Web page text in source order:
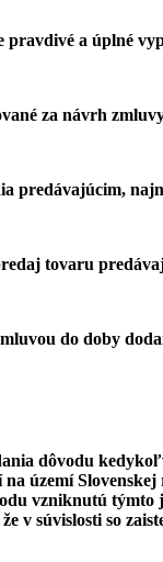
a úplné
za návrh
predávajúcim,
tovaru
do doby
dôvodu
území
vzniknutú
v súvislosti so